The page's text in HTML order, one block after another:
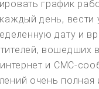
график
день, вести
дату и
вошедших
и СМС-
очень